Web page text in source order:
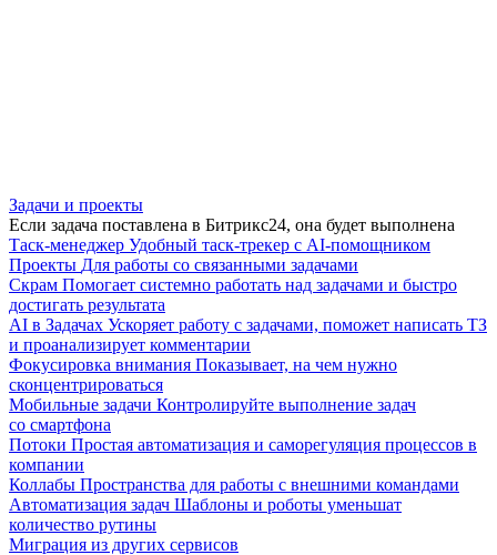
Задачи и проекты
Если задача поставлена в Битрикс24, она будет выполнена
Таск-менеджер Удобный таск-трекер с AI-помощником
Проекты Для работы со связанными задачами
Скрам Помогает системно работать над задачами и быстро
достигать результата
AI в Задачах Ускоряет работу с задачами, поможет написать ТЗ
и проанализирует комментарии
Фокусировка внимания Показывает, на чем нужно
сконцентрироваться
Мобильные задачи Контролируйте выполнение задач
со смартфона
Потоки Простая автоматизация и саморегуляция процессов в
компании
Коллабы Пространства для работы с внешними командами
Автоматизация задач Шаблоны и роботы уменьшат
количество рутины
Миграция из других сервисов